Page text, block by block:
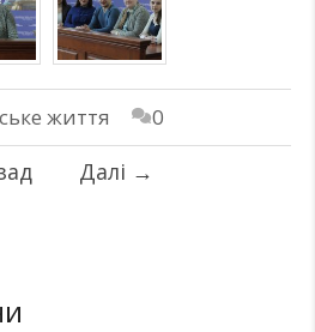
життя 0
Далі →